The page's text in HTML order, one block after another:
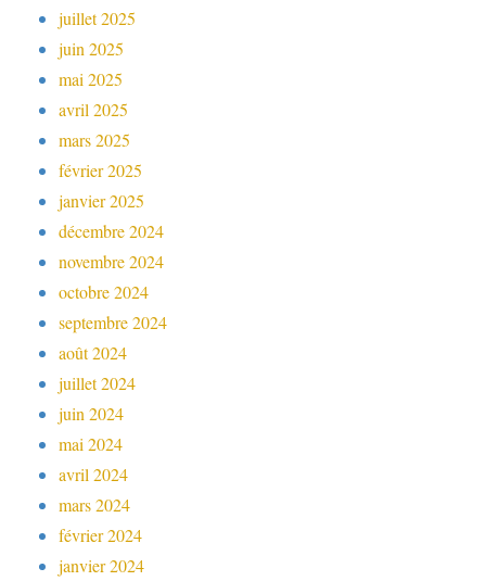
juillet 2025
juin 2025
mai 2025
avril 2025
mars 2025
février 2025
janvier 2025
décembre 2024
novembre 2024
octobre 2024
septembre 2024
août 2024
juillet 2024
juin 2024
mai 2024
avril 2024
mars 2024
février 2024
janvier 2024